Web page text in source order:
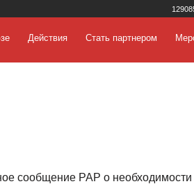
Действия Стать партнером
сообщение РАР о